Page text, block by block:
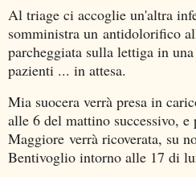
Al triage ci accoglie un'altra
somministra un antidolorifico
parcheggiata sulla lettiga in
pazienti ... in attesa.
Mia suocera verrà presa in
alle 6 del mattino successivo,
Maggiore verrà ricoverata, su
Bentivoglio intorno alle 17 di